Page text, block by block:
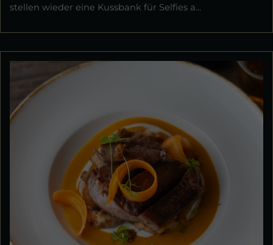
stellen wieder eine Kussbank für Selfies a...